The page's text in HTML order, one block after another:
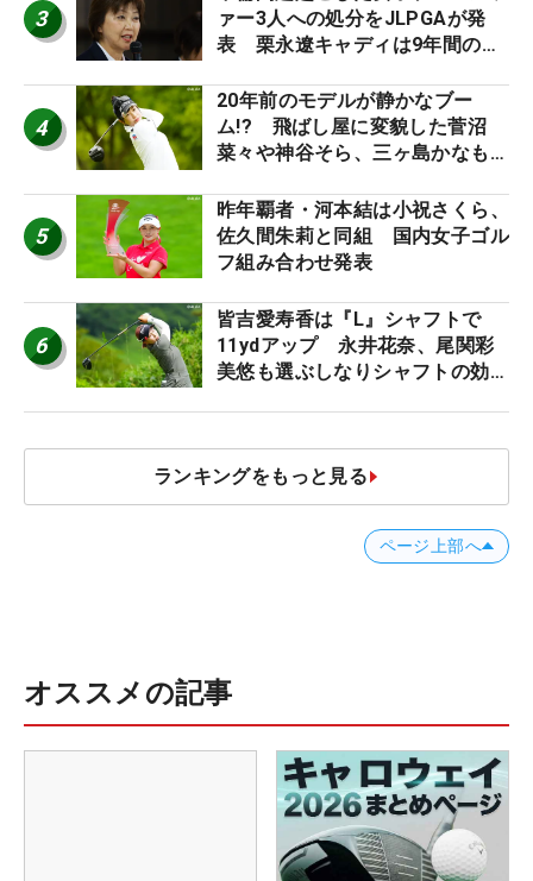
3
ァー3人への処分をJLPGAが発
表 栗永遼キャディは9年間の立
4
20年前のモデルが静かなブー
ム!? 飛ばし屋に変貌した菅沼
菜々や神谷そら、三ヶ島かなも使
ロたちの“飛ばしギア”】
5
昨年覇者・河本結は小祝さくら、
佐久間朱莉と同組 国内女子ゴル
フ組み合わせ発表
6
皆吉愛寿香は『L』シャフトで
11ydアップ 永井花奈、尾関彩
美悠も選ぶしなりシャフトの効果
ランキングをもっと見る
ページ上部へ
オススメの記事